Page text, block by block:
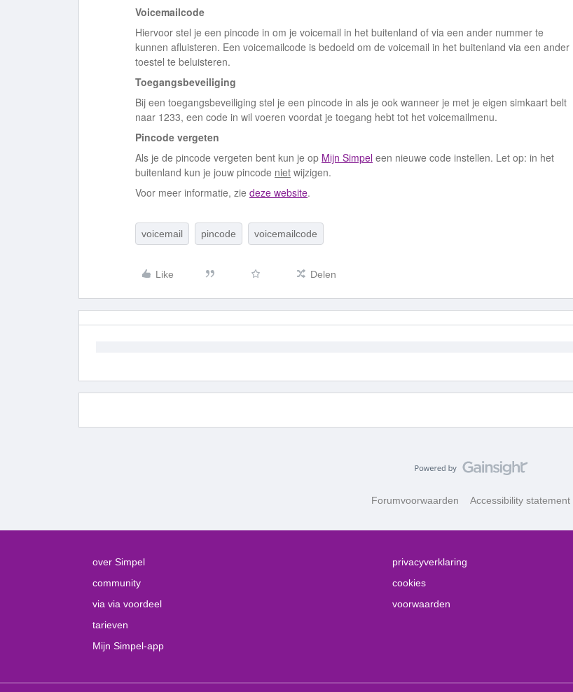
Voicemailcode
Hiervoor stel je een pincode in om je voicemail in het buitenland of via een ander nummer te
kunnen afluisteren. Een voicemailcode is bedoeld om de voicemail in het buitenland via een ander
toestel te beluisteren.
Toegangsbeveiliging
Bij een toegangsbeveiliging stel je een pincode in als je ook wanneer je met je eigen simkaart belt
naar 1233, een code in wil voeren voordat je toegang hebt tot het voicemailmenu.
Pincode vergeten
Als je de pincode vergeten bent kun je op Mijn Simpel een nieuwe code instellen. Let op: in het
buitenland kun je jouw pincode niet wijzigen.
Voor meer informatie, zie deze website.
voicemail pincode voicemailcode
Like Delen
Forumvoorwaarden Accessibility statement
over Simpel
community
via via voordeel
tarieven
Mijn Simpel-app
privacyverklaring
cookies
voorwaarden